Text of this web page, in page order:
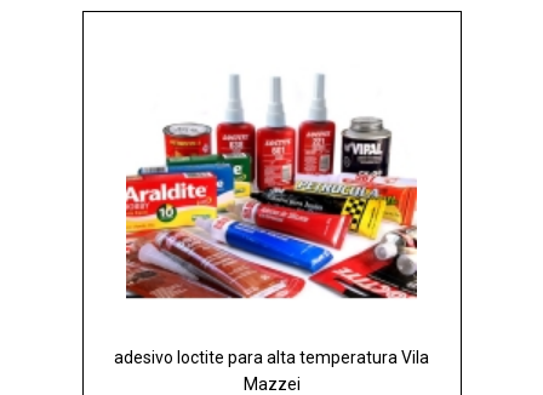
adesivo loctite para alta temperatura Vila
Mazzei